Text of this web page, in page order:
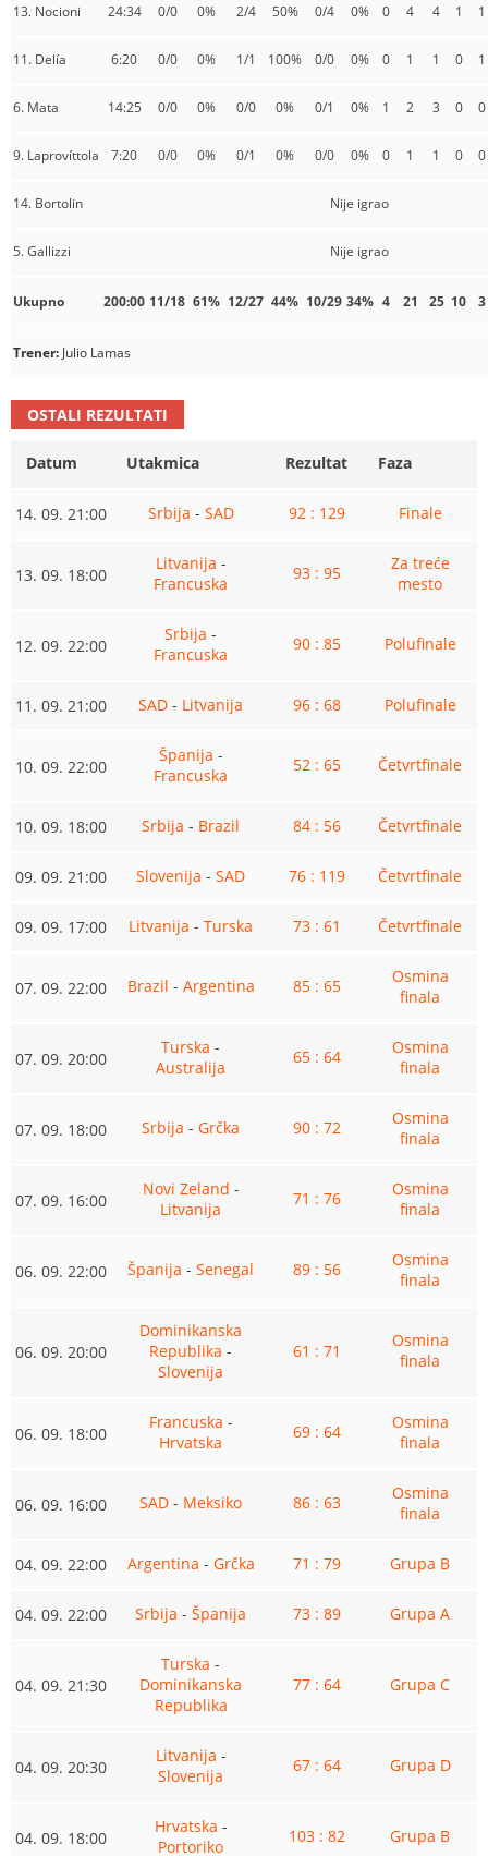
13. Nocioni 24:34 0/0 0% 2/4 50% 0/4 0% 0 4 4 1 1
11. Delía 6:20 0/0 0% 1/1 100% 0/0 0% 0 1 1 0 1
6. Mata 14:25 0/0 0% 0/0 0% 0/1 0% 1 2 3 0 0
9. Laprovíttola 7:20 0/0 0% 0/1 0% 0/0 0% 0 1 1 0 0
14. Bortolin Nije igrao
5. Gallizzi Nije igrao
Ukupno 200:00 11/18 61% 12/27 44% 10/29 34% 4 21 25 10 3
Trener: Julio Lamas
OSTALI REZULTATI
Datum Utakmica Rezultat Faza
14. 09. 21:00 Srbija - SAD 92 : 129 Finale
13. 09. 18:00
Litvanija -
Francuska
93 : 95
Za treće
mesto
12. 09. 22:00
Srbija -
Francuska
90 : 85 Polufinale
11. 09. 21:00 SAD - Litvanija 96 : 68 Polufinale
10. 09. 22:00
Španija -
Francuska
52 : 65 Četvrtfinale
10. 09. 18:00 Srbija - Brazil 84 : 56 Četvrtfinale
09. 09. 21:00 Slovenija - SAD 76 : 119 Četvrtfinale
09. 09. 17:00 Litvanija - Turska 73 : 61 Četvrtfinale
07. 09. 22:00 Brazil - Argentina 85 : 65
Osmina
finala
07. 09. 20:00
Turska -
Australija
65 : 64
Osmina
finala
07. 09. 18:00 Srbija - Grčka 90 : 72
Osmina
finala
07. 09. 16:00
Novi Zeland -
Litvanija
71 : 76
Osmina
finala
06. 09. 22:00 Španija - Senegal 89 : 56
Osmina
finala
06. 09. 20:00
Dominikanska
Republika -
Slovenija
61 : 71
Osmina
finala
06. 09. 18:00
Francuska -
Hrvatska
69 : 64
Osmina
finala
06. 09. 16:00 SAD - Meksiko 86 : 63
Osmina
finala
04. 09. 22:00 Argentina - Grčka 71 : 79 Grupa B
04. 09. 22:00 Srbija - Španija 73 : 89 Grupa A
04. 09. 21:30
Turska -
Dominikanska
Republika
77 : 64 Grupa C
04. 09. 20:30
Litvanija -
Slovenija
67 : 64 Grupa D
04. 09. 18:00
Hrvatska -
Portoriko
103 : 82 Grupa B